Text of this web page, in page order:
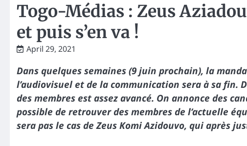
Togo-Médias : Zeus
et puis s’en va !
April 29, 2021
Dans quelques semaines (9 juin prochain), la
l’audiovisuel et de la communication sera à sa fin.
des membres est assez avancé. On annonce des
possible de retrouver des membres de l’actuelle
sera pas le cas de Zeus Komi Azidouvo, qui après